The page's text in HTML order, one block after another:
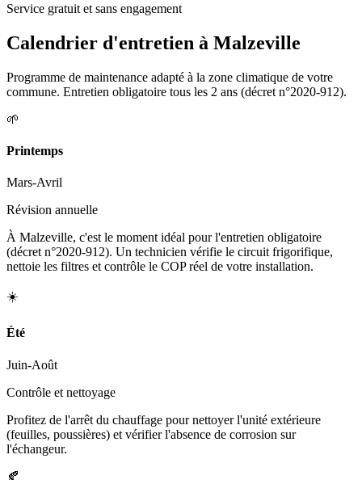
Service gratuit et sans engagement
Calendrier d'entretien à Malzeville
Programme de maintenance adapté à la zone climatique de votre
commune. Entretien obligatoire tous les 2 ans (décret n°2020-912).
🌱
Printemps
Mars-Avril
Révision annuelle
À Malzeville, c'est le moment idéal pour l'entretien obligatoire
(décret n°2020-912). Un technicien vérifie le circuit frigorifique,
nettoie les filtres et contrôle le COP réel de votre installation.
☀️
Été
Juin-Août
Contrôle et nettoyage
Profitez de l'arrêt du chauffage pour nettoyer l'unité extérieure
(feuilles, poussières) et vérifier l'absence de corrosion sur
l'échangeur.
🍂